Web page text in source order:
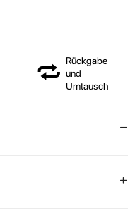
Rückgabe
und
Umtausch